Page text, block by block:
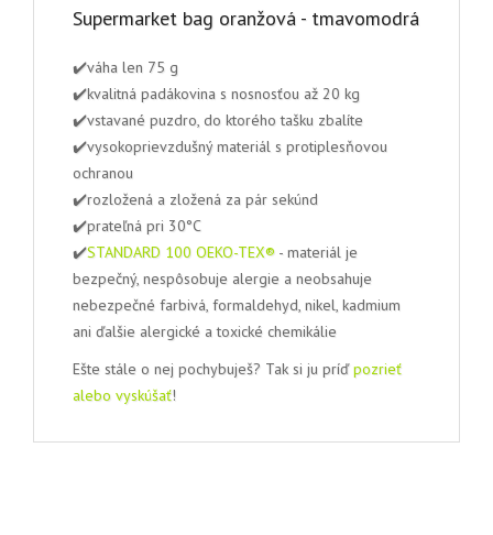
Supermarket bag oranžová - tmavomodrá
✔️váha len 75 g
✔️kvalitná padákovina s nosnosťou až 20 kg
✔️vstavané puzdro, do ktorého tašku zbalíte
✔️vysokoprievzdušný materiál s protiplesňovou
ochranou
✔️rozložená a zložená za pár sekúnd
✔️prateľná pri 30°C
✔️STANDARD 100 OEKO-TEX® - materiál je
bezpečný, nespôsobuje alergie a neobsahuje
nebezpečné farbivá, formaldehyd, nikel, kadmium
ani ďalšie alergické a toxické chemikálie
Ešte stále o nej pochybuješ? Tak si ju príďpozrieť
alebo vyskúšať!